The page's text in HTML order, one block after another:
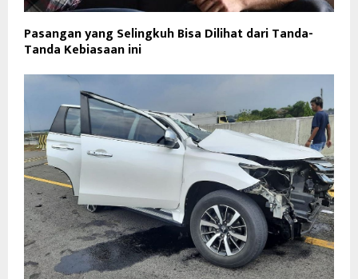
Pasangan yang Selingkuh Bisa Dilihat dari Tanda-
Tanda Kebiasaan ini